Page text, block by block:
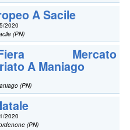
A Sacile
2020
(PN)
Mercato
A Maniago
(PN)
2020
(PN)